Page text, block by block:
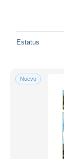
Estatus
Nuevo